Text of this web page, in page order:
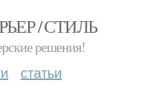
/ СТИЛЬ
решения!
статьи